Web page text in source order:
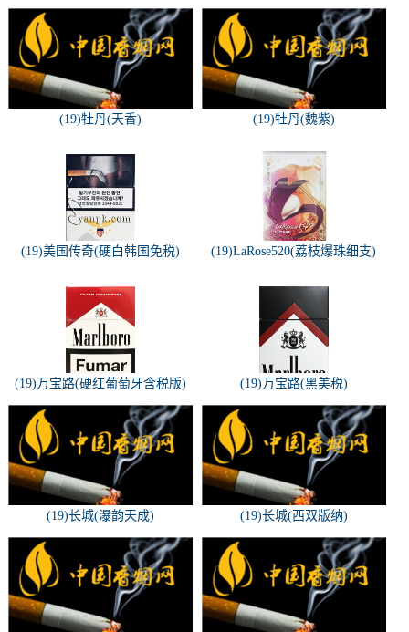
(19)牡丹(天香) (19)牡丹(魏紫)
(19)美国传奇(硬白韩国免税) (19)LaRose520(荔枝爆珠细支)
(19)万宝路(硬红葡萄牙含税版) (19)万宝路(黑美税)
(19)长城(瀑韵天成) (19)长城(西双版纳)